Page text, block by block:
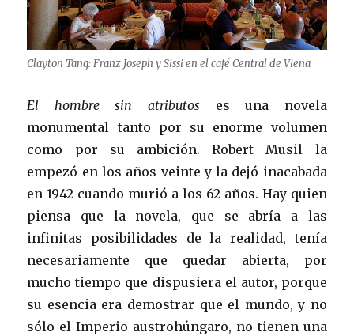
Clayton Tang: Franz Joseph y Sissi en el café Central de Viena
El hombre sin atributos es una novela
monumental tanto por su enorme volumen
como por su ambición. Robert Musil la
empezó en los años veinte y la dejó inacabada
en 1942 cuando murió a los 62 años. Hay quien
piensa que la novela, que se abría a las
infinitas posibilidades de la realidad, tenía
necesariamente que quedar abierta, por
mucho tiempo que dispusiera el autor, porque
su esencia era demostrar que el mundo, y no
sólo el Imperio austrohúngaro, no tienen una